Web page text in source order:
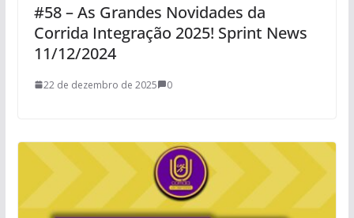
#58 – As Grandes Novidades da
Corrida Integração 2025! Sprint News
11/12/2024
22 de dezembro de 2025 0